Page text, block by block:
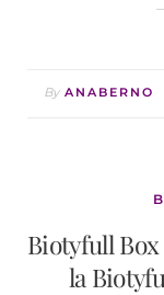
By ANABERNO
Biotyfull Box
la